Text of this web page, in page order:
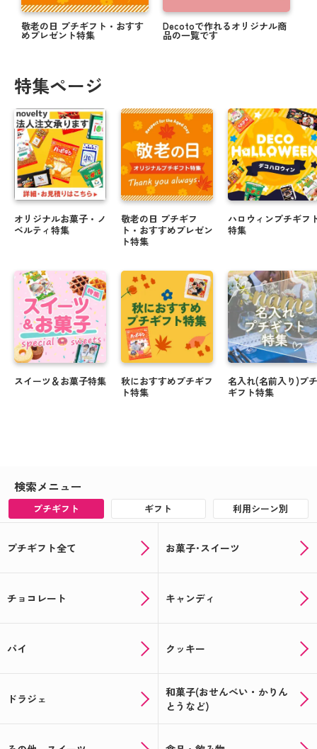
敬老の日 プチギフト・おすす
めプレゼント特集
Decotoで作れるオリジナル商
品の一覧です
特集ページ
オリジナルお菓子・ノ
ベルティ特集
スイーツ＆お菓子特集
敬老の日 プチギフ
ト・おすすめプレゼン
ト特集
秋におすすめプチギフ
ト特集
ハロウィンプチギフ
特集
名入れ(名前入り)プチ
ギフト特集
検索メニュー
プチギフト ギフト 利用シーン別
プチギフト全て お菓子･スイーツ
チョコレート キャンディ
パイ クッキー
ドラジェ
和菓子(おせんべい・かりん
とうなど)